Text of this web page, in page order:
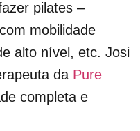
pilates –
mobilidade
alto nível, etc. Josi
da Pure
completa e